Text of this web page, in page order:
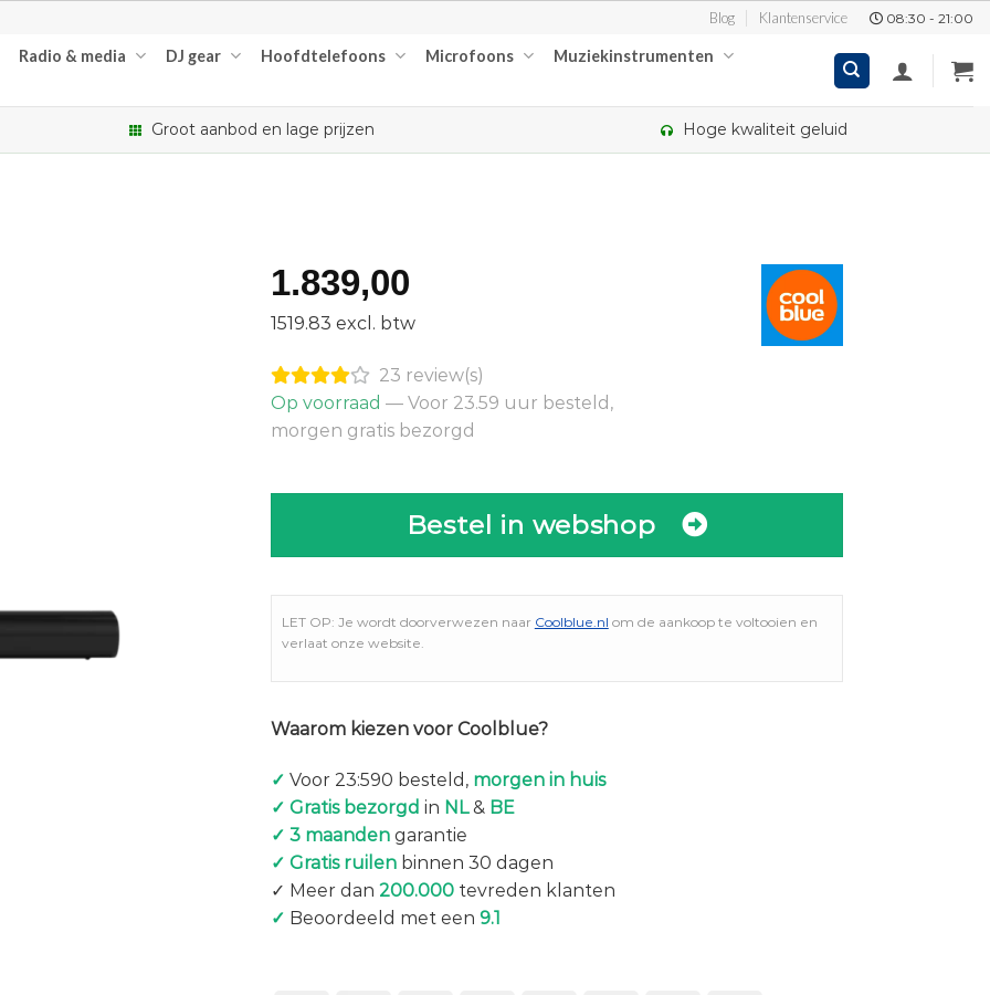
Blog Klantenservice 08:30 - 21:00
Radio & media DJ gear Hoofdtelefoons Microfoons Muziekinstrumenten
Groot aanbod en lage prijzen Hoge kwaliteit geluid
1.839,00
1519.83 excl. btw
23 review(s)
Op voorraad — Voor 23.59 uur besteld,
morgen gratis bezorgd
Bestel in webshop
LET OP: Je wordt doorverwezen naar Coolblue.nl om de aankoop te voltooien en
verlaat onze website.
Waarom kiezen voor Coolblue?
✓ Voor 23:590 besteld, morgen in huis
✓ Gratis bezorgd in NL& BE
✓ 3 maanden garantie
✓ Gratis ruilenbinnen 30 dagen
✓ Meer dan 200.000tevreden klanten
✓ Beoordeeld met een 9.1